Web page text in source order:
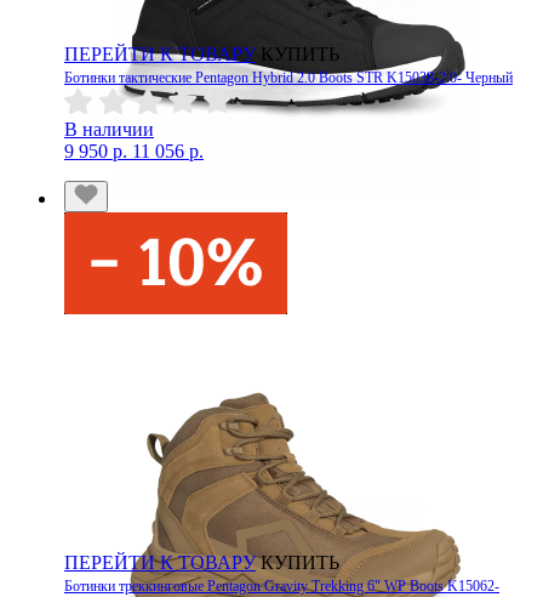
ПЕРЕЙТИ К ТОВАРУ КУПИТЬ
Ботинки тактические Pentagon Hybrid 2.0 Boots STR K15038-2.0- Черный
В наличии
9 950 р. 11 056 р.
ПЕРЕЙТИ К ТОВАРУ КУПИТЬ
Ботинки треккинговые Pentagon Gravity Trekking 6" WP Boots K15062-